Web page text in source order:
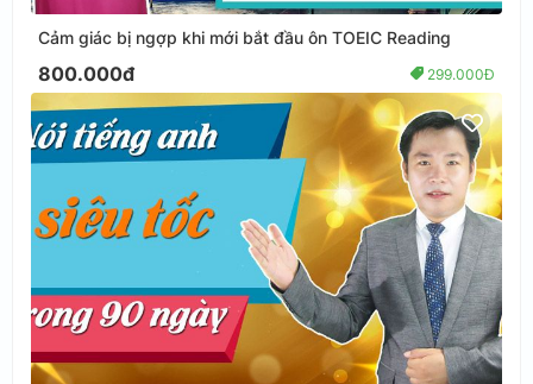
Cảm giác bị ngợp khi mới bắt đầu ôn TOEIC Reading
800.000đ 299.000Đ